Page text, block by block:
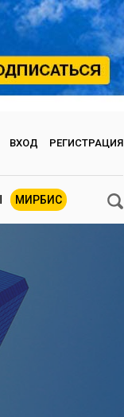
ВХОД РЕГИСТРАЦИЯ
МИРБИС